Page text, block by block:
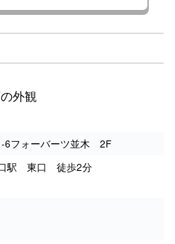
6フォーバーツ並木 2F
口駅 東口 徒歩2分